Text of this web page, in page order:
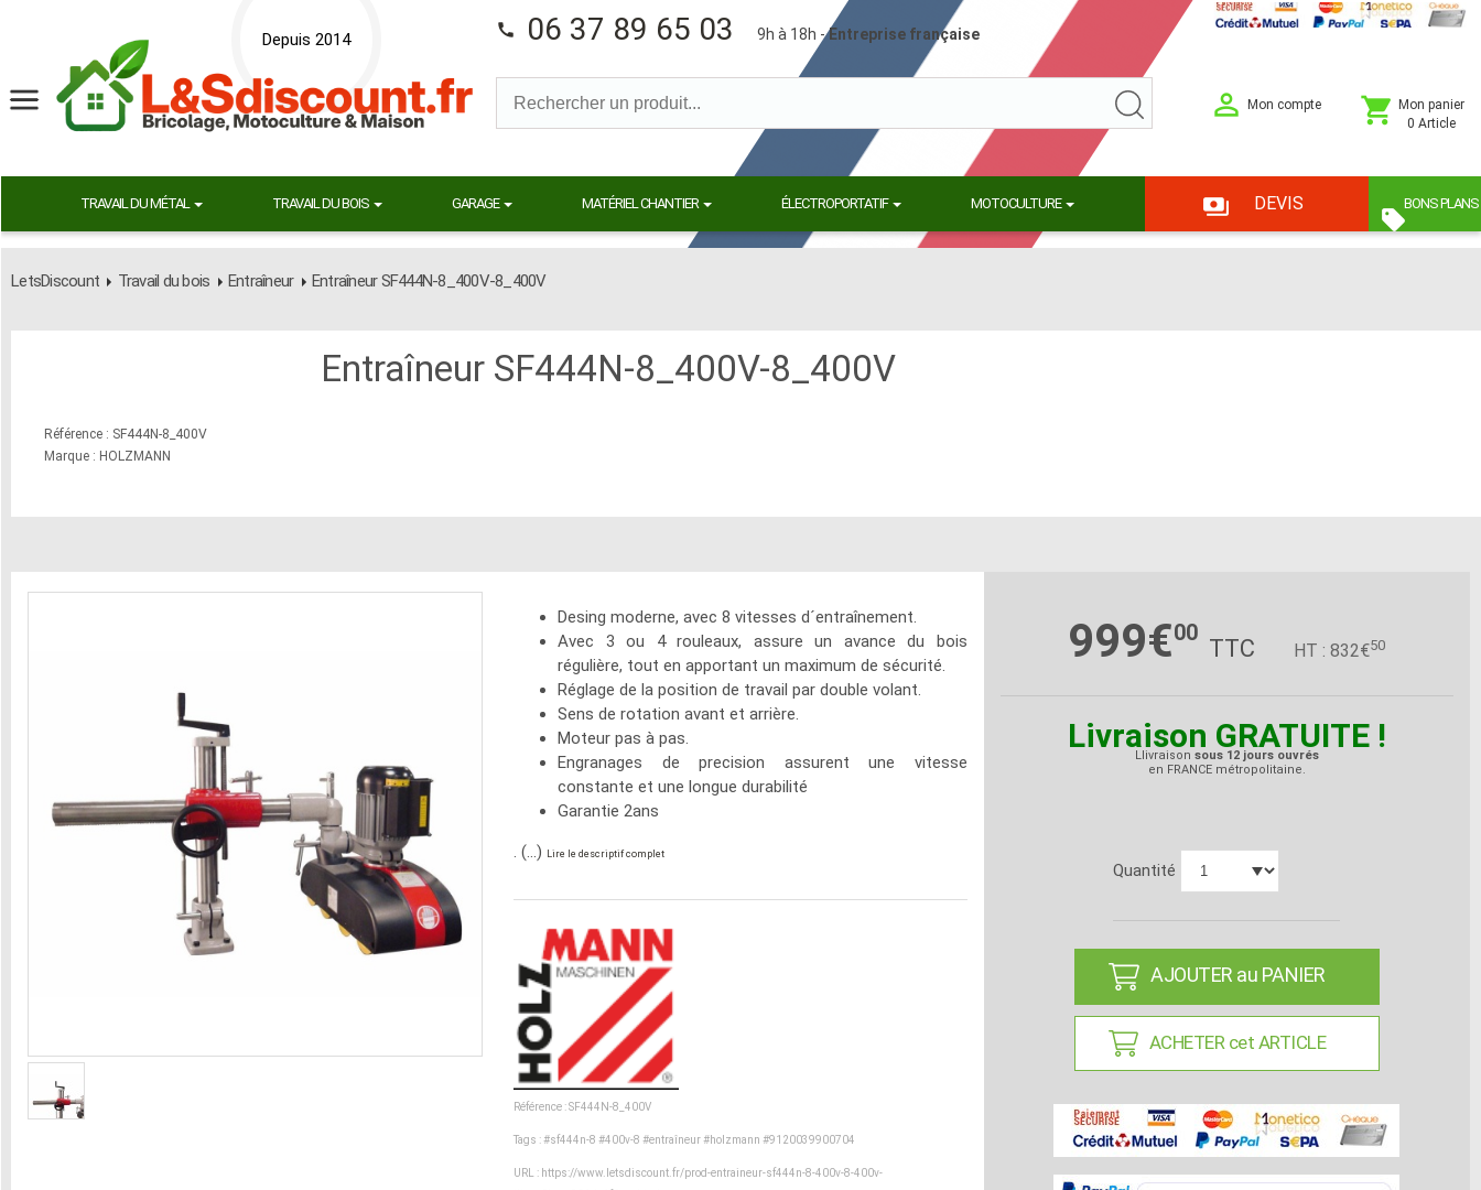
Depuis 2014 call 06 37 89 65 03 9h à 18h -Entreprise française
Mon compte
Mon panier
0 Article
TRAVAIL DU MÉTAL TRAVAIL DU BOIS GARAGE MATÉRIEL CHANTIER ÉLECTROPORTATIF MOTOCULTURE DEVIS BONS PLANS
LetsDiscount Travail du bois Entraîneur Entraîneur SF444N-8_400V-8_400V
Entraîneur SF444N-8_400V-8_400V
Référence : SF444N-8_400V
Marque : HOLZMANN
Desing moderne, avec 8 vitesses d´entraînement.
Avec 3 ou 4 rouleaux, assure un avance du bois
régulière, tout en apportant un maximum de sécurité.
Réglage de la position de travail par double volant.
Sens de rotation avant et arrière.
Moteur pas à pas.
Engranages de precision assurent une vitesse
constante et une longue durabilité
Garantie 2ans
. (...) Lire le descriptif complet
Référence : SF444N-8_400V
Tags :#sf444n-8 #400v-8 #entraîneur #holzmann #9120039900704
URL : https://www.letsdiscount.fr/prod-entraineur-sf444n-8-400v-8-400v-
999€00
TTC HT : 832€50
Livraison GRATUITE !
Llivraison sous 12 jours ouvrés
en FRANCE métropolitaine.
Quantité
AJOUTER au PANIER
ACHETER cet ARTICLE